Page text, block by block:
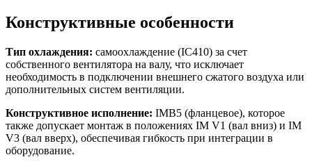
Конструктивные особенности
Тип охлаждения: самоохлаждение (IC410) за счет
собственного вентилятора на валу, что исключает
необходимость в подключении внешнего сжатого воздуха или
дополнительных систем вентиляции.
Конструктивное исполнение: IMB5 (фланцевое), которое
также допускает монтаж в положениях IM V1 (вал вниз) и IM
V3 (вал вверх), обеспечивая гибкость при интеграции в
оборудование.